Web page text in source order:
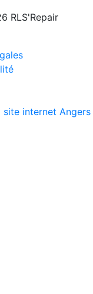
RLS'Repair
site internet Angers